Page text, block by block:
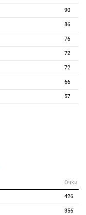
0 0
0 0
0 0
0 0
0 0
0 0
0 0
0 0
0 0
0 0
90
86
76
72
72
66
57
Очки
426
356